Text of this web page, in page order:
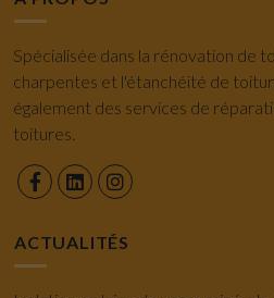
Spécialisée dans la rénovation de
charpentes et l'étanchéité de
également des services de
toitures.
ACTUALITÉS